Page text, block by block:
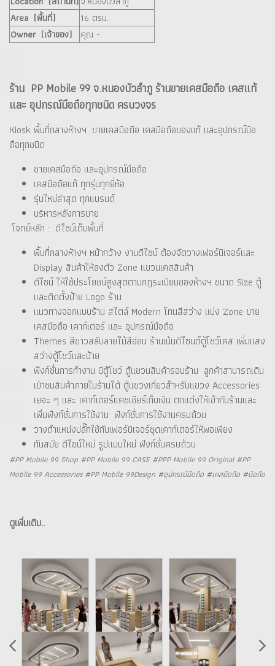
Area (พื้นที่)
16 ตรม.
Owner (เจ้าของ)
คุณ -
ร้าน PP Mobile 99 จ.หนองบัวลำภู ร้านขายเคสมือถือ เคสแท้
และ อุปกรณ์มือถือทุกชนิด ครบวงจร
Kiosk พื้นที่กลางห้างฯ ขายเคสมือถือ เคสมือถือของแท้ และอุปกรณ์มือ
ถือทุกชนิด
ขายเคสมือถือ และอุปกรณ์มือถือ
เคสมือถือแท้ ทุกรุ่นทุกยี่ห้อ
รุ่นใหม่ล่าสุด ทุกแบรนด์
บริหารหลังการขาย
โจทย์หลัก : ดีไซน์เต็มพื้นที่
พื้นที่กลางห้างฯ หน้ากว้าง งานดีไซน์ ต้องจัดวางเฟอร์นิเจอร์และ
Display สินค้าให้ลงตัว Zone แขวนเคสสินค้า
ดีไซน์ ให้ใช้ประโยชน์สูงสุดตามกฎระเบียบของห้างฯ ขนาด Size ตู้
และติดตั้งป้าย Logo ร้าน
แนวทางออกแบบร้าน สไตล์ Modern โทนสีสว่าง แบ่ง Zone ขาย
เคสมือถือ เคาท์เตอร์ และ อุปกรณ์มือถือ
Themes สีขาวสลับลายไม้สีอ่อน ร้านเน้นดีไซนต์ตู้โชว์เคส เพิ่มแสง
สว่างตู้โชว์และป้าย
ฟังก์ชั่นการทำงาน มีตู้โชว์ ตู้แขวนสินค้ารอบร้าน ลูกค้าสามารถเดิน
เข้าชมสินค้าภายในร้านได้ ตู้แขวงเกี่ยวสำหรับแขวง Accessories
เยอะ ๆ และ เคาท์เตอร์แคชเชียร์เก็บเงิน ตกแต่งให้เข้ากับร้านและ
เพิ่มฟังก์ชั่นการใช้งาน ฟังก์ชั่นการใช้งานครบถ้วน
วางตำแหน่งปลั๊กใช้กับเฟอร์นิเจอร์ชุดเคาท์เตอร์ให้พอเพียง
ทันสมัย ดีไซน์ใหม่ รูปแบบใหม่ ฟังก์ชั่นครบถ้วน
#PP Mobile 99 Shop #PP Mobile 99 CASE #PPP Mobile 99 Original #PP
Mobile 99 Accessories #PP Mobile 99Design #อุปกรณ์มือถือ #เคสมือถือ #มือถือ
ดูเพิ่มเติม..